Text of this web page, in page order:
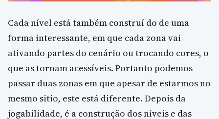
Cada nível está também construí do de uma
forma interessante, em que cada zona vai
ativando partes do cenário ou trocando cores, o
que as tornam acessíveis. Portanto podemos
passar duas zonas em que apesar de estarmos no
mesmo sitio, este está diferente. Depois da
jogabilidade, é a construção dos níveis e das